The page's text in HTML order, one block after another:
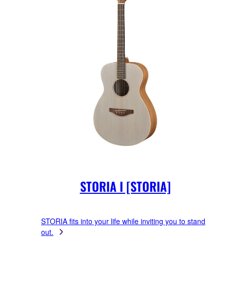
STORIA I [STORIA]
STORIA fits into your life while inviting you to stand
out.